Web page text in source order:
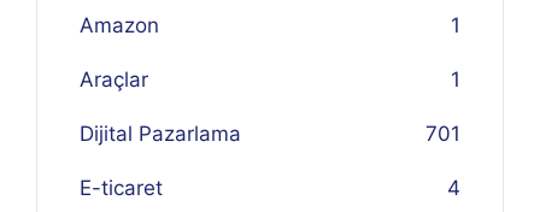
Amazon 1
Araçlar 1
Dijital Pazarlama 701
E-ticaret 4